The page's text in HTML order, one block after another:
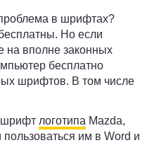
в шрифтах?
Но если
на вполне законных
бесплатно
шрифтов. В том числе
шрифт логотипа Mazda,
им в Word и